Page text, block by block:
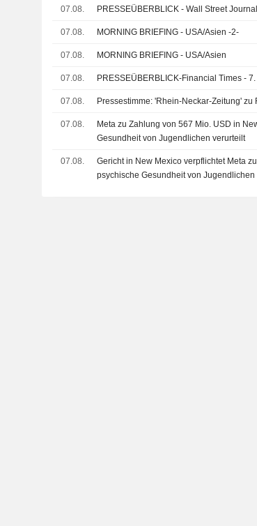
07.08. PRESSEÜBERBLICK - Wall Street
07.08. MORNING BRIEFING - USA/Asien -2-
07.08. MORNING BRIEFING - USA/Asien
07.08. PRESSEÜBERBLICK-Financial Times -
07.08. Pressestimme: 'Rhein-Neckar-Zeitung'
07.08.
Meta zu Zahlung von 567 Mio. USD in
Gesundheit von Jugendlichen verurteilt
07.08.
Gericht in New Mexico verpflichtet Meta
psychische Gesundheit von Jugendlichen